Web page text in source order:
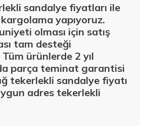
sandalye fiyatları ile
yapıyoruz.
olması için satış
tam desteği
ürünlerde 2 yıl
parça teminat garantisi
tekerlekli sandalye fiyatı
adres tekerlekli